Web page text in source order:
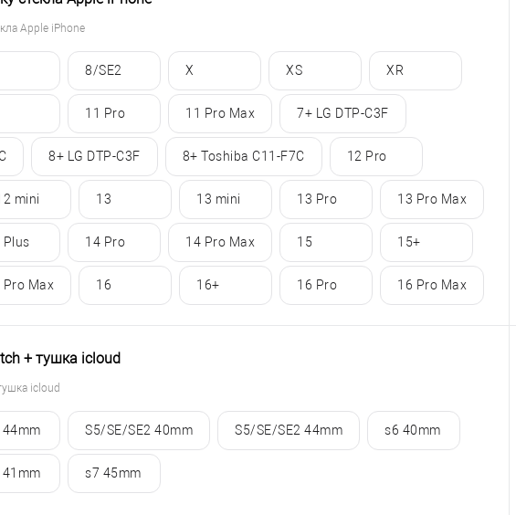
Apple iPhone
8/SE2 X XS XR
11 Pro 11 Pro Max 7+ LG DTP-C3F
8+ LG DTP-C3F 8+ Toshiba C11-F7C 12 Pro
mini 13 13 mini 13 Pro 13 Pro Max
Plus 14 Pro 14 Pro Max 15 15+
Pro Max 16 16+ 16 Pro 16 Pro Max
+ тушка icloud
icloud
44mm S5/SE/SE2 40mm S5/SE/SE2 44mm s6 40mm
41mm s7 45mm